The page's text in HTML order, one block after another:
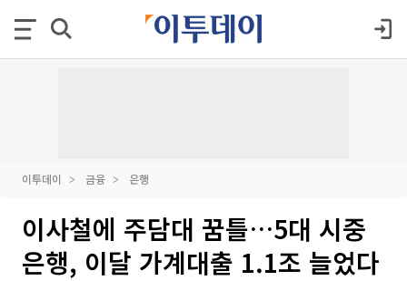
이투데이 금융 은행
이사철에 주담대 꿈틀…5대 시중
은행, 이달 가계대출 1.1조 늘었다